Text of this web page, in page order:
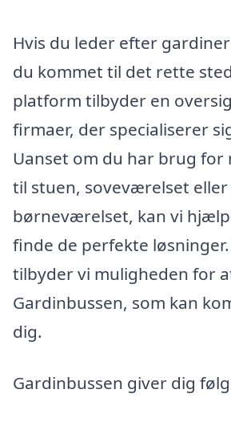
Hvis du leder efter
du kommet til det rette
platform tilbyder en
firmaer, der specialiserer
Uanset om du har brug for
til stuen, soveværelset eller
børneværelset, kan vi
finde de perfekte
tilbyder vi muligheden for
Gardinbussen, som kan
dig.
Gardinbussen giver dig